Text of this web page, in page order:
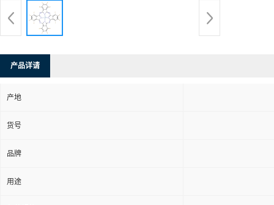
产品详请
产地
货号
品牌
用途